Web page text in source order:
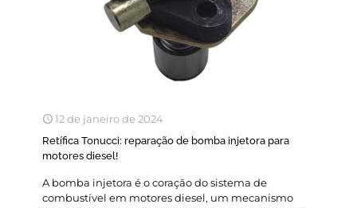
12 de janeiro de 2024
Retífica Tonucci: reparação de bomba injetora para
motores diesel!
A bomba injetora é o coração do sistema de
combustível em motores diesel, um mecanismo